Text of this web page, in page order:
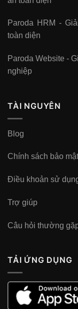
Paroda HRM -
toàn diện
Paroda Website -
nghiệp
TÀI NGUYÊN
Blog
Chính sách bảo mật
Điều khoản sử
Trợ giúp
Câu hỏi thường
TẢI ỨNG DỤNG